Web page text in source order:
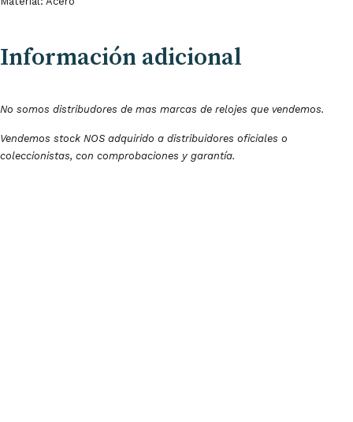
Información adicional
No somos distribudores de mas marcas de relojes que vendemos.
Vendemos stock NOS adquirido a distribuidores oficiales o
coleccionistas, con comprobaciones y garantía.